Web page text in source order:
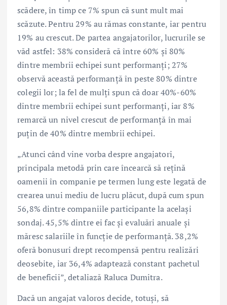
scădere, în timp ce 7% spun că sunt mult mai
scăzute. Pentru 29% au rămas constante, iar pentru
19% au crescut. De partea angajatorilor, lucrurile se
văd astfel: 38% consideră că între 60% și 80%
dintre membrii echipei sunt performanți; 27%
observă această performanță în peste 80% dintre
colegii lor; la fel de mulți spun că doar 40%-60%
dintre membrii echipei sunt performanți, iar 8%
remarcă un nivel crescut de performanță în mai
puțin de 40% dintre membrii echipei.
„Atunci când vine vorba despre angajatori,
principala metodă prin care încearcă să rețină
oamenii în companie pe termen lung este legată de
crearea unui mediu de lucru plăcut, după cum spun
56,8% dintre companiile participante la același
sondaj. 45,5% dintre ei fac și evaluări anuale și
măresc salariile în funcție de performanță. 38,2%
oferă bonusuri drept recompensă pentru realizări
deosebite, iar 36,4% adaptează constant pachetul
de beneficii”, detaliază Raluca Dumitra.
Dacă un angajat valoros decide, totuși, să